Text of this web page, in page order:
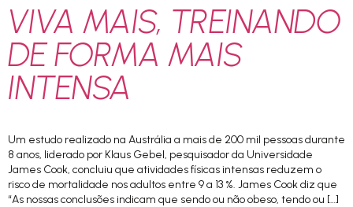
VIVA MAIS, TREINANDO
DE FORMA MAIS
INTENSA
Um estudo realizado na Austrália a mais de 200 mil pessoas durante
8 anos, liderado por Klaus Gebel, pesquisador da Universidade
James Cook, concluiu que atividades físicas intensas reduzem o
risco de mortalidade nos adultos entre 9 a 13 %. James Cook diz que
“As nossas conclusões indicam que sendo ou não obeso, tendo ou […]